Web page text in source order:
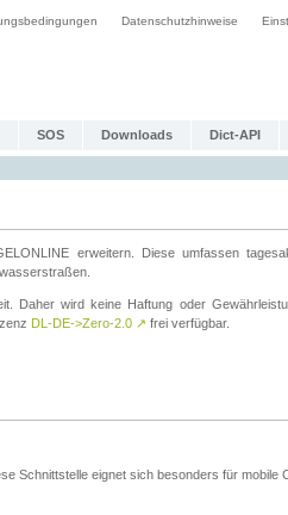
Datenschutzhinweise
SOS Downloads Dict-API
erweitern. Diese umfassen
Daher wird keine Haftung oder
DL-DE->Zero-2.0 ↗ frei verfügbar.
Schnittstelle eignet sich besonders für mobile